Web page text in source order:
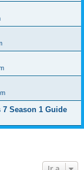
Season 1 Guide